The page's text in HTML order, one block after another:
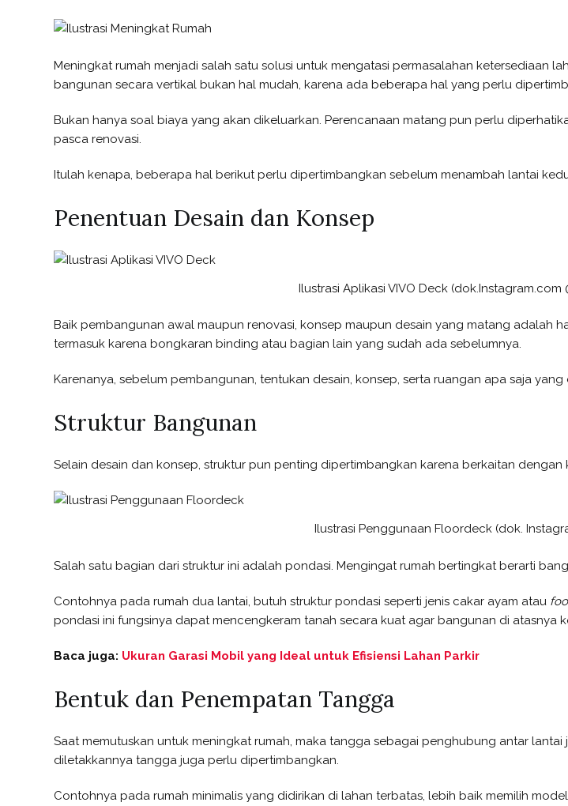
Meningkat rumah menjadi salah satu solusi untuk mengatasi permasalahan ketersediaan
bangunan secara vertikal bukan hal mudah, karena ada beberapa hal yang perlu
Bukan hanya soal biaya yang akan dikeluarkan. Perencanaan matang pun perlu
pasca renovasi.
Itulah kenapa, beberapa hal berikut perlu dipertimbangkan sebelum menambah lantai
Penentuan Desain dan Konsep
Ilustrasi Aplikasi VIVO Deck (dok.Instagram.com
Baik pembangunan awal maupun renovasi, konsep maupun desain yang matang adalah
termasuk karena bongkaran binding atau bagian lain yang sudah ada sebelumnya.
Karenanya, sebelum pembangunan, tentukan desain, konsep, serta ruangan apa saja yang
Struktur Bangunan
Selain desain dan konsep, struktur pun penting dipertimbangkan karena berkaitan dengan
Ilustrasi Penggunaan Floordeck (dok.
Salah satu bagian dari struktur ini adalah pondasi. Mengingat rumah bertingkat berarti
Contohnya pada rumah dua lantai, butuh struktur pondasi seperti jenis cakar ayam atau
pondasi ini fungsinya dapat mencengkeram tanah secara kuat agar bangunan di atasnya
Baca juga: Ukuran Garasi Mobil yang Ideal untuk Efisiensi Lahan Parkir
Bentuk dan Penempatan Tangga
Saat memutuskan untuk meningkat rumah, maka tangga sebagai penghubung antar
diletakkannya tangga juga perlu dipertimbangkan.
Contohnya pada rumah minimalis yang didirikan di lahan terbatas, lebih baik memilih